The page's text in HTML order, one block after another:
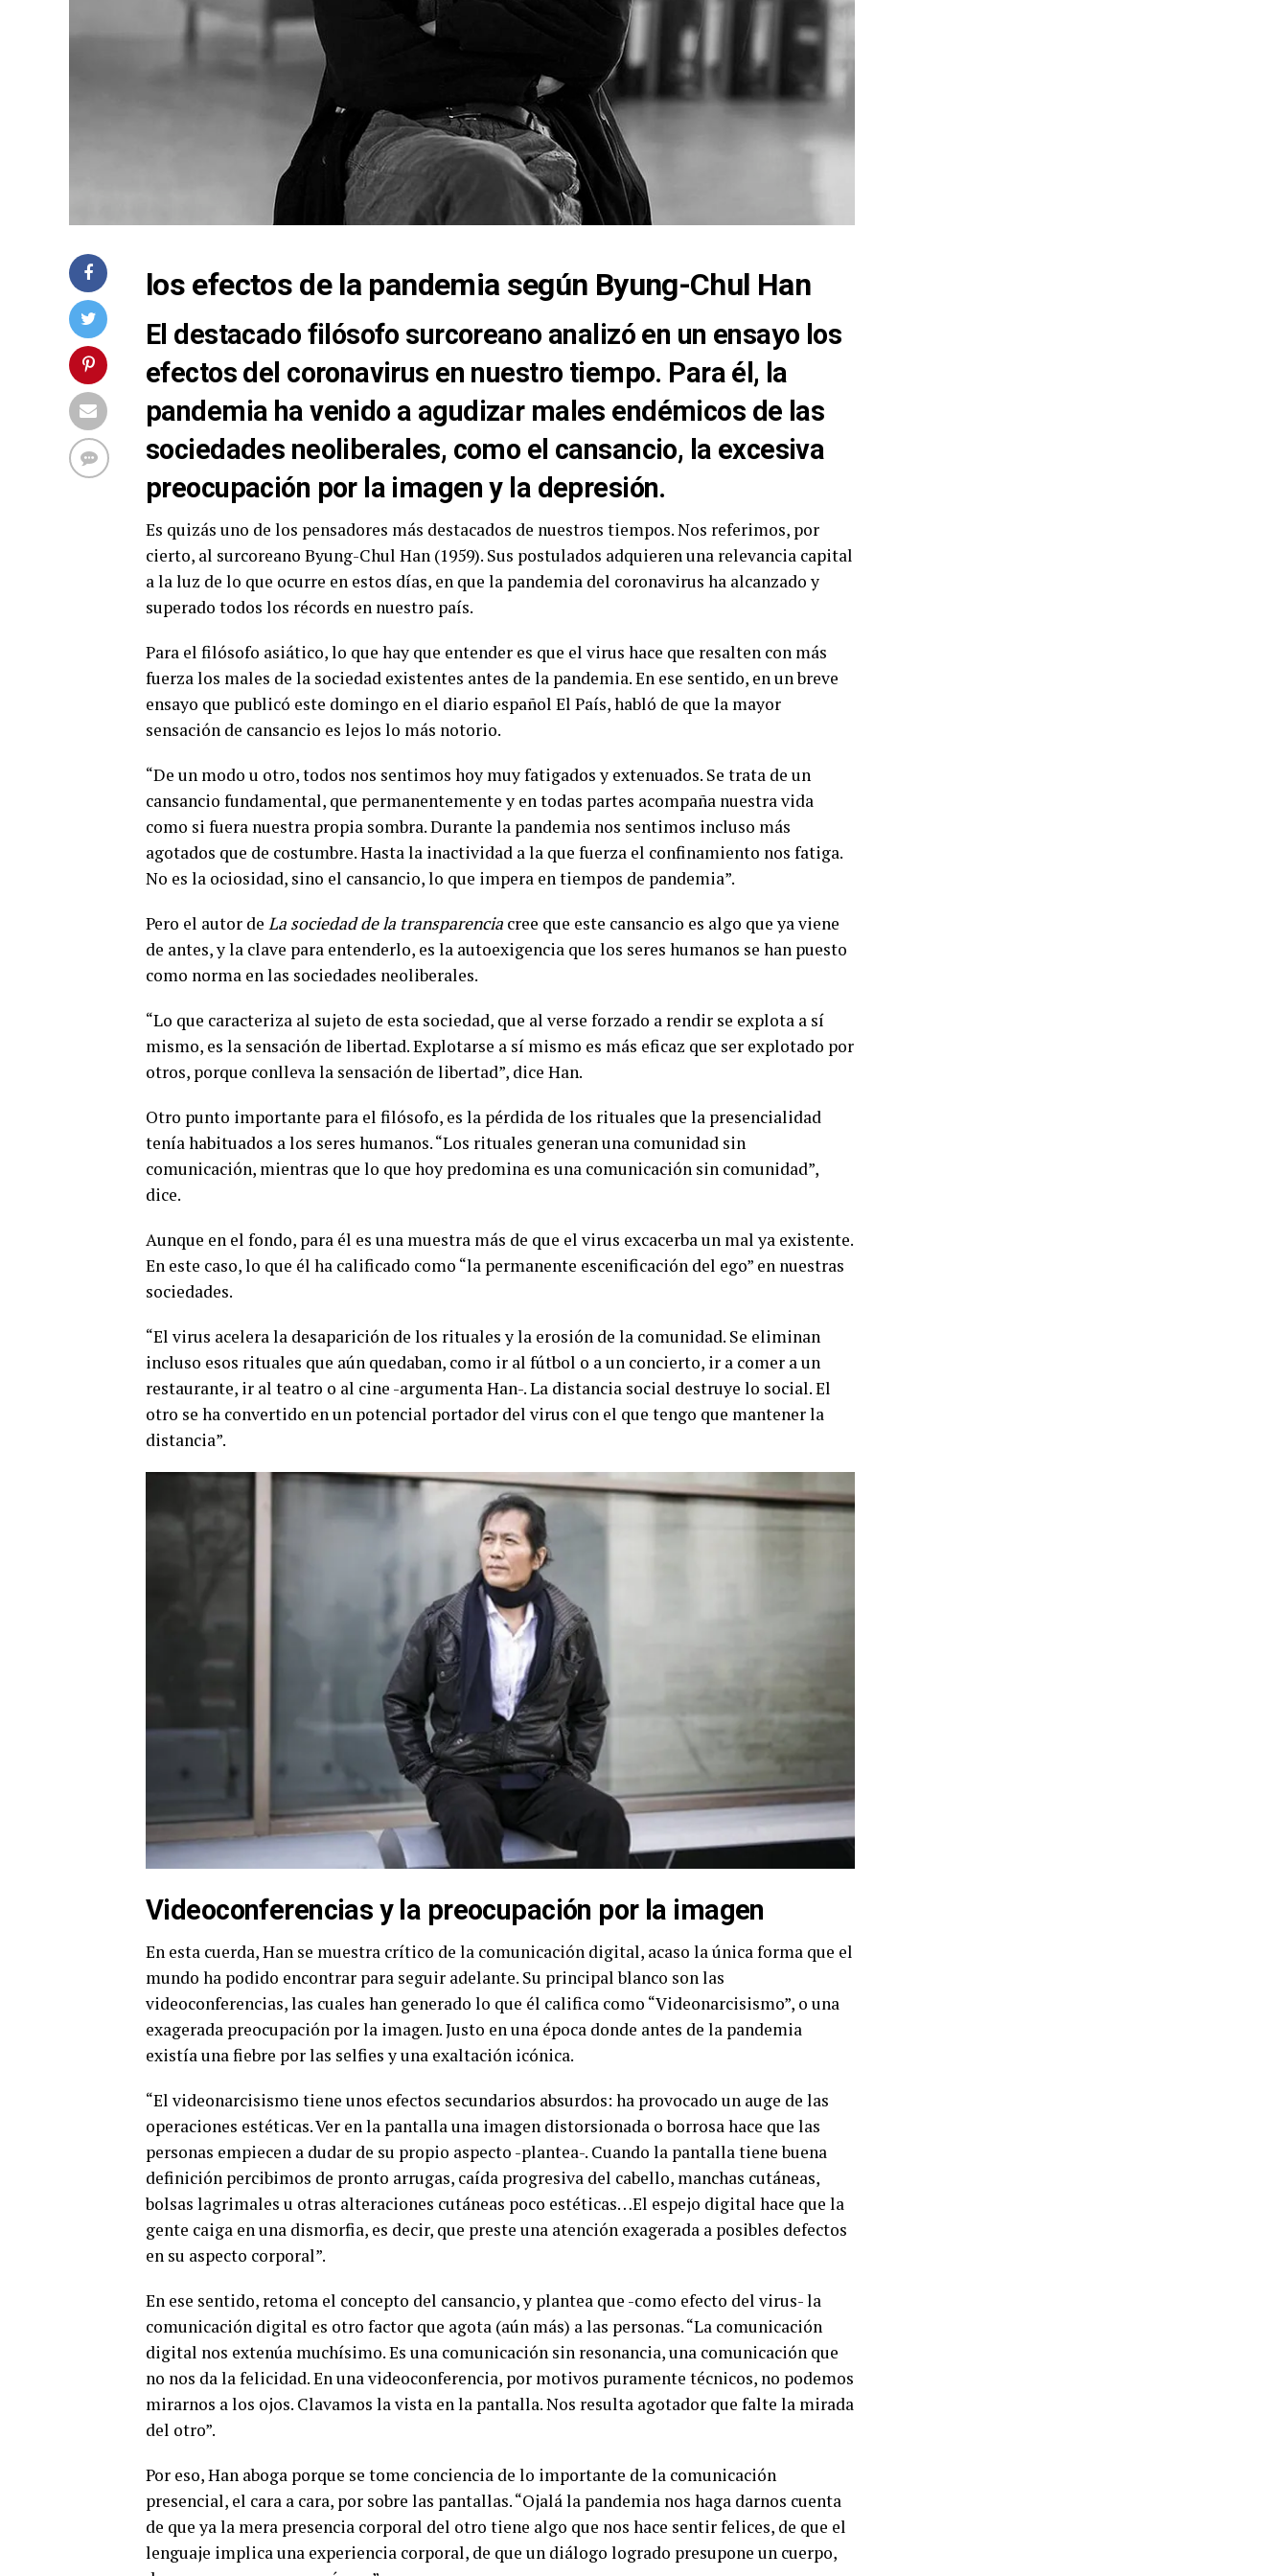
los efectos de la pandemia según Byung-Chul Han
El destacado filósofo surcoreano analizó en un ensayo los
efectos del coronavirus en nuestro tiempo. Para él, la
pandemia ha venido a agudizar males endémicos de las
sociedades neoliberales, como el cansancio, la excesiva
preocupación por la imagen y la depresión.
Es quizás uno de los pensadores más destacados de nuestros tiempos. Nos referimos, por
cierto, al surcoreano Byung-Chul Han (1959). Sus postulados adquieren una relevancia capital
a la luz de lo que ocurre en estos días, en que la pandemia del coronavirus ha alcanzado y
superado todos los récords en nuestro país.
Para el filósofo asiático, lo que hay que entender es que el virus hace que resalten con más
fuerza los males de la sociedad existentes antes de la pandemia. En ese sentido, en un breve
ensayo que publicó este domingo en el diario español El País, habló de que la mayor
sensación de cansancio es lejos lo más notorio.
“De un modo u otro, todos nos sentimos hoy muy fatigados y extenuados. Se trata de un
cansancio fundamental, que permanentemente y en todas partes acompaña nuestra vida
como si fuera nuestra propia sombra. Durante la pandemia nos sentimos incluso más
agotados que de costumbre. Hasta la inactividad a la que fuerza el confinamiento nos fatiga.
No es la ociosidad, sino el cansancio, lo que impera en tiempos de pandemia”.
Pero el autor de La sociedad de la transparencia cree que este cansancio es algo que ya viene
de antes, y la clave para entenderlo, es la autoexigencia que los seres humanos se han puesto
como norma en las sociedades neoliberales.
“Lo que caracteriza al sujeto de esta sociedad, que al verse forzado a rendir se explota a sí
mismo, es la sensación de libertad. Explotarse a sí mismo es más eficaz que ser explotado por
otros, porque conlleva la sensación de libertad”, dice Han.
Otro punto importante para el filósofo, es la pérdida de los rituales que la presencialidad
tenía habituados a los seres humanos. “Los rituales generan una comunidad sin
comunicación, mientras que lo que hoy predomina es una comunicación sin comunidad”,
dice.
Aunque en el fondo, para él es una muestra más de que el virus excacerba un mal ya existente.
En este caso, lo que él ha calificado como “la permanente escenificación del ego” en nuestras
sociedades.
“El virus acelera la desaparición de los rituales y la erosión de la comunidad. Se eliminan
incluso esos rituales que aún quedaban, como ir al fútbol o a un concierto, ir a comer a un
restaurante, ir al teatro o al cine -argumenta Han-. La distancia social destruye lo social. El
otro se ha convertido en un potencial portador del virus con el que tengo que mantener la
distancia”.
Videoconferencias y la preocupación por la imagen
En esta cuerda, Han se muestra crítico de la comunicación digital, acaso la única forma que el
mundo ha podido encontrar para seguir adelante. Su principal blanco son las
videoconferencias, las cuales han generado lo que él califica como “Videonarcisismo”, o una
exagerada preocupación por la imagen. Justo en una época donde antes de la pandemia
existía una fiebre por las selfies y una exaltación icónica.
“El videonarcisismo tiene unos efectos secundarios absurdos: ha provocado un auge de las
operaciones estéticas. Ver en la pantalla una imagen distorsionada o borrosa hace que las
personas empiecen a dudar de su propio aspecto -plantea-. Cuando la pantalla tiene buena
definición percibimos de pronto arrugas, caída progresiva del cabello, manchas cutáneas,
bolsas lagrimales u otras alteraciones cutáneas poco estéticas…El espejo digital hace que la
gente caiga en una dismorfia, es decir, que preste una atención exagerada a posibles defectos
en su aspecto corporal”.
En ese sentido, retoma el concepto del cansancio, y plantea que -como efecto del virus- la
comunicación digital es otro factor que agota (aún más) a las personas. “La comunicación
digital nos extenúa muchísimo. Es una comunicación sin resonancia, una comunicación que
no nos da la felicidad. En una videoconferencia, por motivos puramente técnicos, no podemos
mirarnos a los ojos. Clavamos la vista en la pantalla. Nos resulta agotador que falte la mirada
del otro”.
Por eso, Han aboga porque se tome conciencia de lo importante de la comunicación
presencial, el cara a cara, por sobre las pantallas. “Ojalá la pandemia nos haga darnos cuenta
de que ya la mera presencia corporal del otro tiene algo que nos hace sentir felices, de que el
lenguaje implica una experiencia corporal, de que un diálogo logrado presupone un cuerpo,